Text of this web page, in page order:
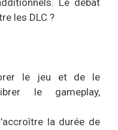
les DLC ?
le jeu et de le
le gameplay,
la durée de